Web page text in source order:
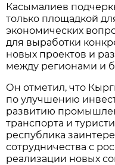
Касымалиев
только площадкой
экономических
для выработки
новых проектов и
между регионами и
Он отметил, что
по улучшению
развитию
транспорта и
республика
сотрудничества с
реализации новых